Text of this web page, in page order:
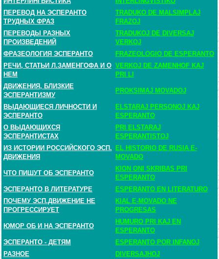
ПЕРЕВОД НА ЭСПЕРАНТО
ТРУДНЫХ ФРАЗ
TRADUKO DE MALSIMPLAJ
FRAZOJ
ПЕРЕВОДЫ РАЗНЫХ
ПРОИЗВЕДЕНИЙ
TRADUKOJ DE DIVERSAJ
VERKOJ
ФРАЗЕОЛОГИЯ ЭСПЕРАНТО
FRAZEOLOGIO DE ESPERANTO
РЕЧИ, СТАТЬИ Л.ЗАМЕНГОФА И О
НЕМ
VERKOJ DE ZAMENHOF KAJ
PRI LI
ДВИЖЕНИЯ, БЛИЗКИЕ
ЭСПЕРАНТИЗМУ
PROKSIMAJ MOVADOJ
ВЫДАЮЩИЕСЯ ЛИЧНОСТИ И
ЭСПЕРАНТО
ELSTARAJ PERSONOJ KAJ
ESPERANTO
О ВЫДАЮЩИХСЯ
ЭСПЕРАНТИСТАХ
PRI ELSTARAJ
ESPERANTISTOJ
ИЗ ИСТОРИИ РОССИЙСКОГО ЭСП.
ДВИЖЕНИЯ
EL HISTORIO DE RUSIA E-
MOVADO
ЧТО ПИШУТ ОБ ЭСПЕРАНТО
KION ONI SKRIBAS PRI
ESPERANTO
ЭСПЕРАНТО В ЛИТЕРАТУРЕ
ESPERANTO EN LITERATURO
ПОЧЕМУ ЭСП.ДВИЖЕНИЕ НЕ
ПРОГРЕССИРУЕТ
KIAL E-MOVADO NE
PROGRESAS
ЮМОР ОБ И НА ЭСПЕРАНТО
HUMURO PRI KAJ EN
ESPERANTO
ЭСПЕРАНТО - ДЕТЯМ
ESPERANTO POR INFANOJ
РАЗНОЕ
DIVERSAJHOJ